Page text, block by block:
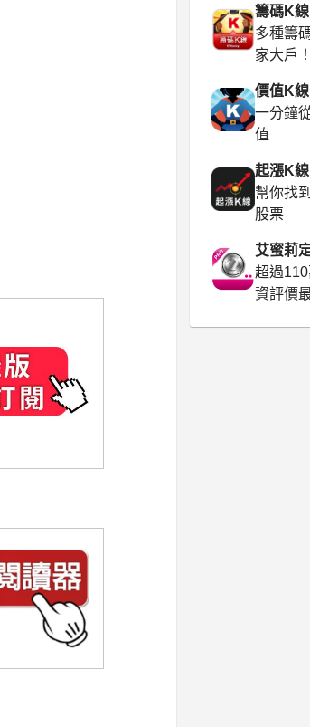
籌碼K線
多種籌
家大戶！
價值K線
一分鐘
值
起漲K線
幫你找
股票
艾蜜莉
超過
資評價